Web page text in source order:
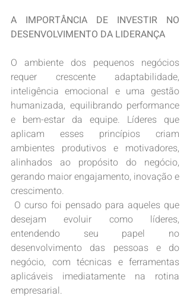
A IMPORTÂNCIA DE INVESTIR NO
DESENVOLVIMENTO DA LIDERANÇA
O ambiente dos pequenos negócios
requer crescente adaptabilidade,
inteligência emocional e uma gestão
humanizada, equilibrando performance
e bem-estar da equipe. Líderes que
aplicam esses princípios criam
ambientes produtivos e motivadores,
alinhados ao propósito do negócio,
gerando maior engajamento, inovação e
crescimento.
O curso foi pensado para aqueles que
desejam evoluir como líderes,
entendendo seu papel no
desenvolvimento das pessoas e do
negócio, com técnicas e ferramentas
aplicáveis imediatamente na rotina
empresarial.